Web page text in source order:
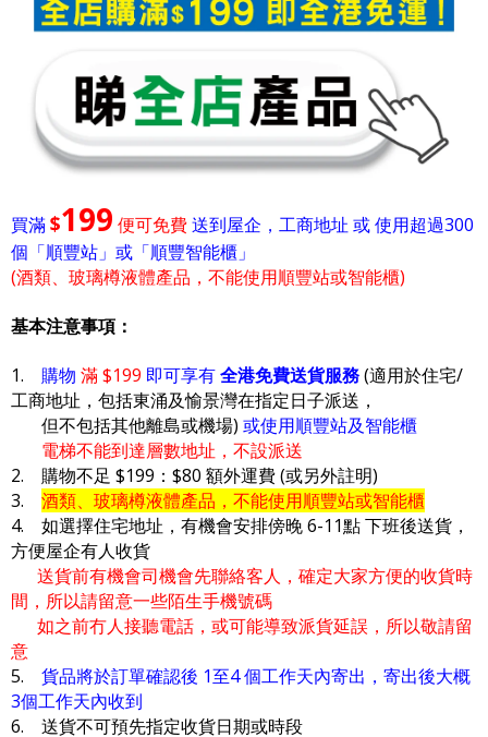
買滿$199 便可免費送到屋企，工商地址 或 使用超過300
個「順豐站」或「順豐智能櫃」
(酒類、玻璃樽液體產品，不能使用順豐站或智能櫃)
基本注意事項：
1. 購物 滿 $199 即可享有全港免費送貨服務(適用於住宅/
工商地址，包括東涌及愉景灣在指定日子派送，
但不包括其他離島或機場) 或使用順豐站及智能櫃
電梯不能到達層數地址，不設派送
2. 購物不足 $199：$80 額外運費 (或另外註明)
3. 酒類、玻璃樽液體產品，不能使用順豐站或智能櫃
4. 如選擇住宅地址，有機會安排傍晚 6-11點 下班後送貨，
方便屋企有人收貨
送貨前有機會司機會先聯絡客人，確定大家方便的收貨時
間，所以請留意一些陌生手機號碼
如之前冇人接聽電話，或可能導致派貨延誤，所以敬請留
意
5. 貨品將於訂單確認後 1至4 個工作天內寄出，寄出後大概
3個工作天內收到
6. 送貨不可預先指定收貨日期或時段